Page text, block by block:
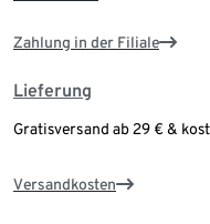
Zahlung in der Filiale
Lieferung
Gratisversand ab 29 € &
Versandkosten